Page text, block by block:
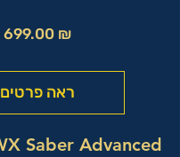
699.00 ₪מחיר
ראה פרטים